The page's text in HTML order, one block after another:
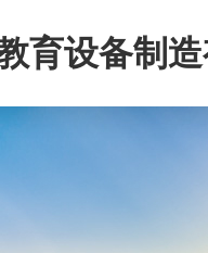
育设备制